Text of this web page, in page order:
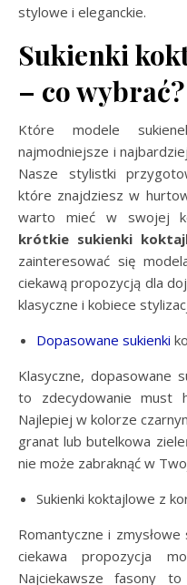
stylowe i eleganckie.
Sukienki
– co wybrać?
Które modele
najmodniejsze i
Nasze stylistki
które znajdziesz w
warto mieć w swojej
krótkie sukienki
zainteresować się
ciekawą propozycją dla
klasyczne i kobiece
Dopasowane sukienki
Klasyczne, dopasowane
to zdecydowanie must
Najlepiej w kolorze
granat lub butelkowa
nie może zabraknąć w
Sukienki koktajlowe z
Romantyczne i
ciekawa propozycja
Najciekawsze fasony